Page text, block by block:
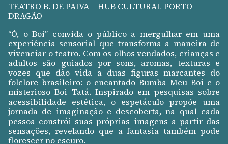
TEATRO B. DE PAIVA – HUB CULTURAL PORTO
DRAGÃO
“Ó, o Boi” convida o público a mergulhar em uma
experiência sensorial que transforma a maneira de
vivenciar o teatro. Com os olhos vendados, crianças e
adultos são guiados por sons, aromas, texturas e
vozes que dão vida a duas figuras marcantes do
folclore brasileiro: o encantado Bumba Meu Boi e o
misterioso Boi Tatá. Inspirado em pesquisas sobre
acessibilidade estética, o espetáculo propõe uma
jornada de imaginação e descoberta, na qual cada
pessoa constrói suas próprias imagens a partir das
sensações, revelando que a fantasia também pode
florescer no escuro.